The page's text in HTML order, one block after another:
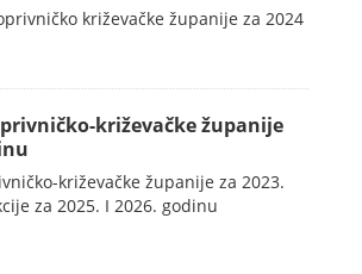
križevačke županije za 2024
križevačke županije
križevačke županije za 2023.
za 2025. I 2026. godinu